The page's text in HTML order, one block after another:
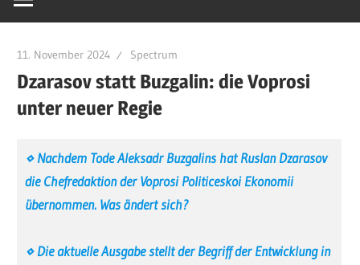
Communism
11. November 2024 Spectrum
Dzarasov statt Buzgalin: die Voprosi
unter neuer Regie
⋄ Nachdem Tode Aleksadr Buzgalins hat Ruslan Dzarasov
die Chefredaktion der Voprosi Politiceskoi Ekonomii
übernommen. Was ändert sich?
⋄ Die aktuelle Ausgabe stellt der Begriff der Entwicklung in